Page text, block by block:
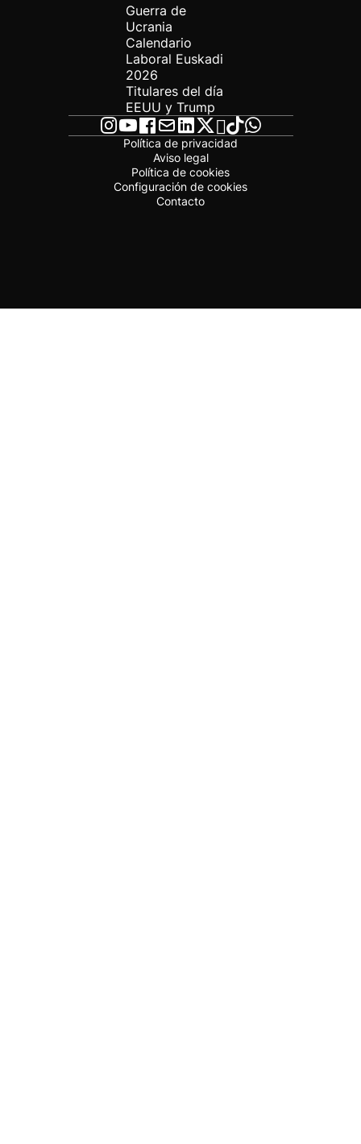
Guerra de
Ucrania
Calendario
Laboral Euskadi
2026
Titulares del día
EEUU y Trump
Política de privacidad
Aviso legal
Política de cookies
Configuración de cookies
Contacto